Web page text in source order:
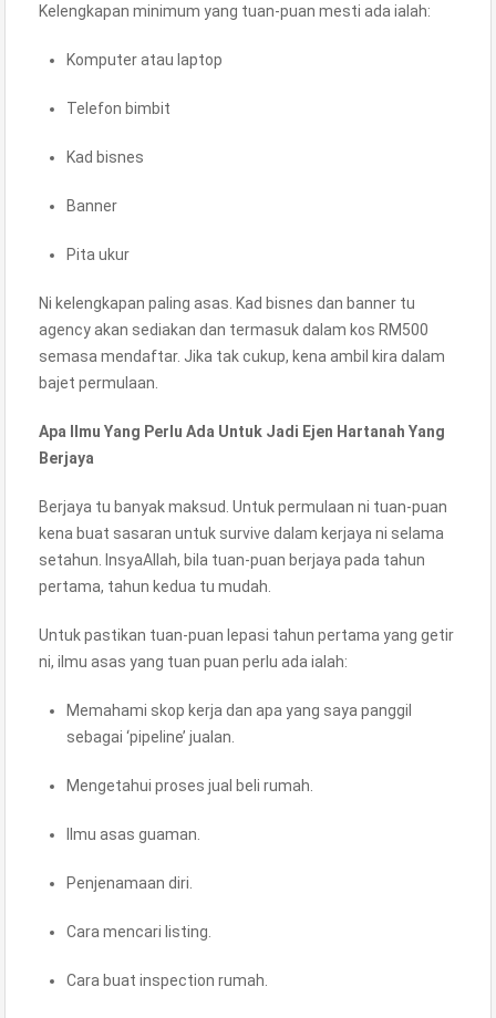
Kelengkapan minimum yang tuan-puan mesti ada ialah:
Komputer atau laptop
Telefon bimbit
Kad bisnes
Banner
Pita ukur
Ni kelengkapan paling asas. Kad bisnes dan banner tu
agency akan sediakan dan termasuk dalam kos RM500
semasa mendaftar. Jika tak cukup, kena ambil kira dalam
bajet permulaan.
Apa Ilmu Yang Perlu Ada Untuk Jadi Ejen Hartanah Yang
Berjaya
Berjaya tu banyak maksud. Untuk permulaan ni tuan-puan
kena buat sasaran untuk survive dalam kerjaya ni selama
setahun. InsyaAllah, bila tuan-puan berjaya pada tahun
pertama, tahun kedua tu mudah.
Untuk pastikan tuan-puan lepasi tahun pertama yang getir
ni, ilmu asas yang tuan puan perlu ada ialah:
Memahami skop kerja dan apa yang saya panggil
sebagai ‘pipeline’ jualan.
Mengetahui proses jual beli rumah.
Ilmu asas guaman.
Penjenamaan diri.
Cara mencari listing.
Cara buat inspection rumah.